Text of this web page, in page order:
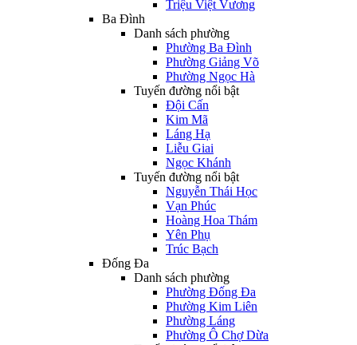
Triệu Việt Vương
Ba Đình
Danh sách phường
Phường Ba Đình
Phường Giảng Võ
Phường Ngọc Hà
Tuyến đường nổi bật
Đội Cấn
Kim Mã
Láng Hạ
Liễu Giai
Ngọc Khánh
Tuyến đường nổi bật
Nguyễn Thái Học
Vạn Phúc
Hoàng Hoa Thám
Yên Phụ
Trúc Bạch
Đống Đa
Danh sách phường
Phường Đống Đa
Phường Kim Liên
Phường Láng
Phường Ô Chợ Dừa